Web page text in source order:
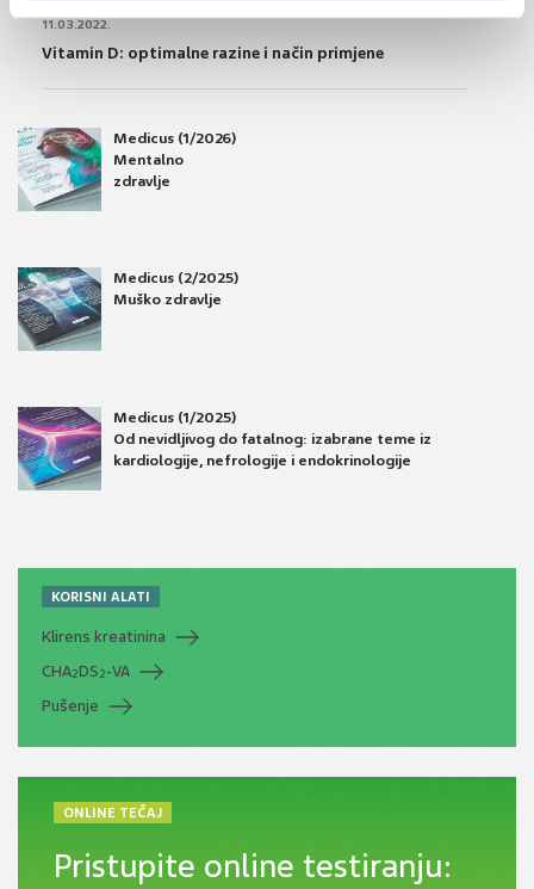
OSTEOPOROZA
11.03.2022.
Vitamin D: optimalne razine i način primjene
Medicus (1/2026)
Mentalno
zdravlje
Medicus (2/2025)
Muško zdravlje
Medicus (1/2025)
Od nevidljivog do fatalnog: izabrane teme iz
kardiologije, nefrologije i endokrinologije
KORISNI ALATI
Klirens kreatinina
CHA2DS2-VA
Pušenje
ONLINE TEČAJ
Pristupite online testiranju: